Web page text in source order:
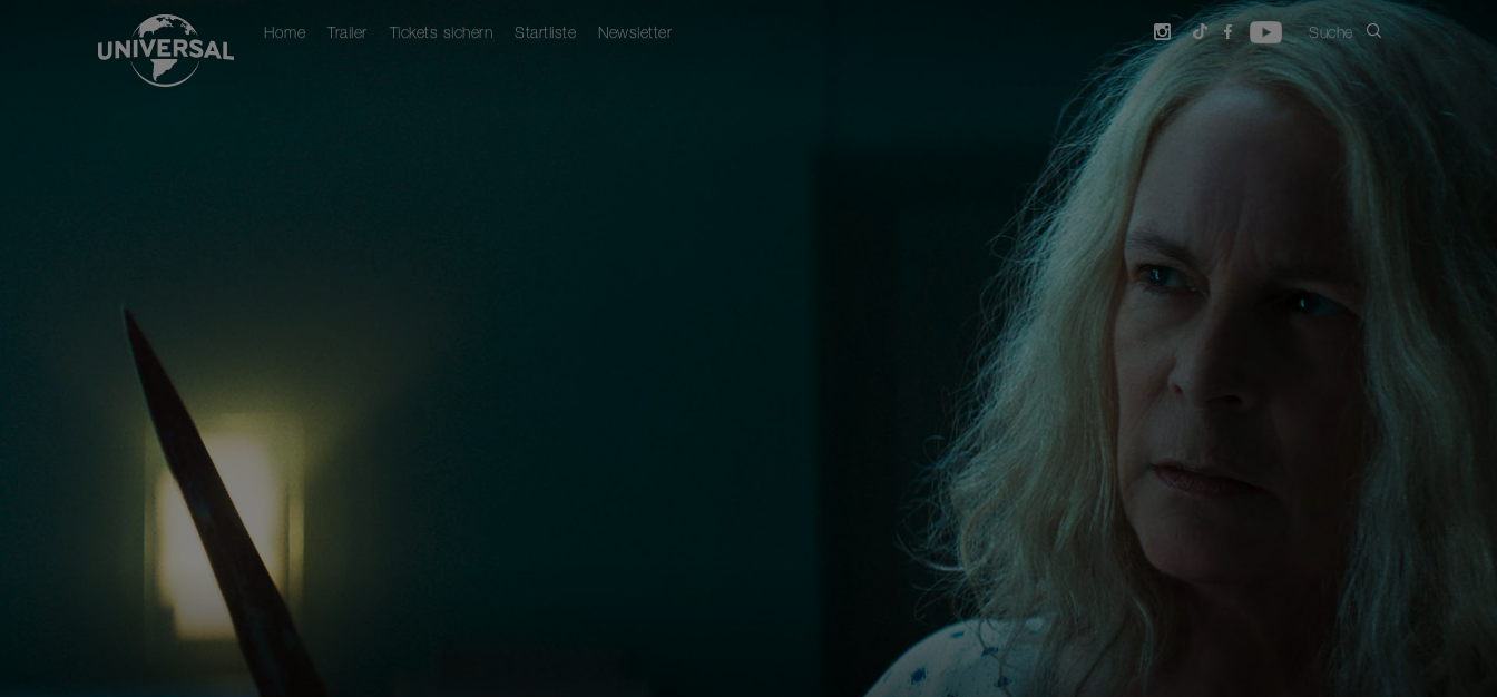
Home Trailer Tickets sichern Startliste Newsletter Suche